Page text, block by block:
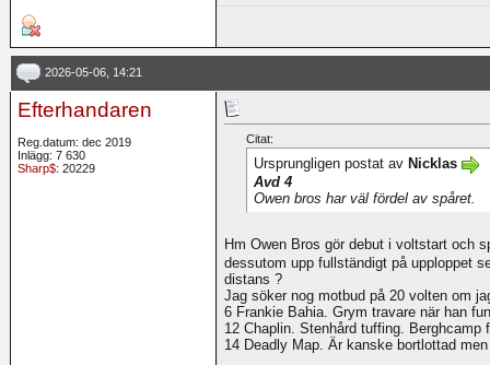
2026-05-06, 14:21
Efterhandaren
Reg.datum: dec 2019
Inlägg: 7 630
Sharp$: 20229
Citat:
Ursprungligen postat av Nicklas
Avd 4
Owen bros har väl fördel av spåret.
Hm Owen Bros gör debut i voltstart och
dessutom upp fullständigt på upploppet
distans ?
Jag söker nog motbud på 20 volten om
6 Frankie Bahia. Grym travare när han
12 Chaplin. Stenhård tuffing. Berghcamp
14 Deadly Map. Är kanske bortlottad